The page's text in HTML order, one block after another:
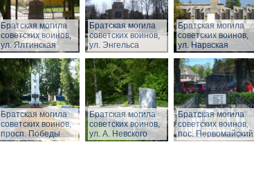
Братская могила
советских воинов,
ул. Ялтинская
Братская могила
советских воинов,
ул. Энгельса
Братская могила
советских воинов,
ул. Нарвская
Братская могила
советских воинов,
просп. Победы
Братская могила
советских воинов,
ул. А. Невского
Братская могила
советских воинов,
пос. Первомайский